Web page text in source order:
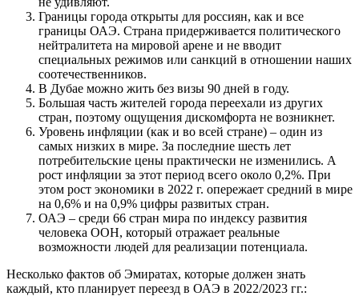
Границы города открыты для россиян, как и все
границы ОАЭ. Страна придерживается политического
нейтралитета на мировой арене и не вводит
специальных режимов или санкций в отношении наших
соотечественников.
В Дубае можно жить без визы 90 дней в году.
Большая часть жителей города переехали из других
стран, поэтому ощущения дискомфорта не возникнет.
Уровень инфляции (как и во всей стране) – один из
самых низких в мире. За последние шесть лет
потребительские цены практически не изменились. А
рост инфляции за этот период всего около 0,2%. При
этом рост экономики в 2022 г. опережает средний в мире
на 0,6% и на 0,9% цифры развитых стран.
ОАЭ – среди 66 стран мира по индексу развития
человека ООН, который отражает реальные
возможности людей для реализации потенциала.
Несколько фактов об Эмиратах, которые должен знать
каждый, кто планирует переезд в ОАЭ в 2022/2023 гг.: